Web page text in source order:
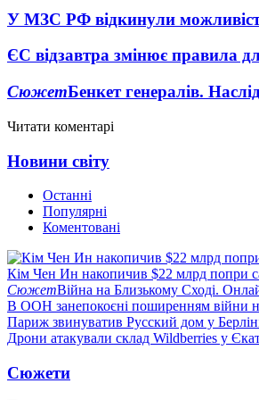
У МЗС РФ відкинули
ЄС відзавтра змінює правила
СюжетБенкет генералів.
Читати коментарі
Новини світу
Останні
Популярні
Коментовані
Кім Чен Ин накопичив $22 млрд попри
СюжетВійна на Близькому Сході.
В ООН занепокоєні поширенням війни
Париж звинуватив Русский дом у
Дрони атакували склад Wildberries у
Сюжети